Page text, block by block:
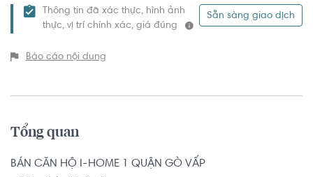
Thông tin đã xác thực, hình ảnh
thực, vị trí chính xác, giá đúng
Sẵn sàng giao dịch
Báo cáo nội dung
Tổng quan
BÁN CĂN HỘ I-HOME 1 QUẬN GÒ VẤP